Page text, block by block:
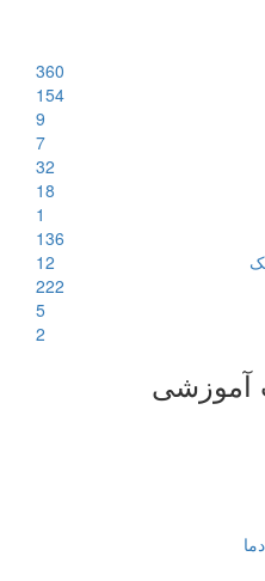
360
154
9
7
32
18
1
136
12
222
5
2
آموزشی